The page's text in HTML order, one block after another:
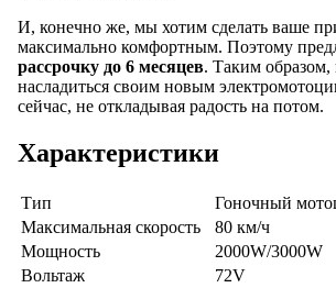
И, конечно же, мы хотим сделать ваше
максимально комфортным. Поэтому
рассрочку до 6 месяцев. Таким
насладиться своим новым
сейчас, не откладывая радость на потом.
Характеристики
Тип
Гоночный
Максимальная скорость
80 км/ч
Мощность
2000W/3000W
Вольтаж
72V